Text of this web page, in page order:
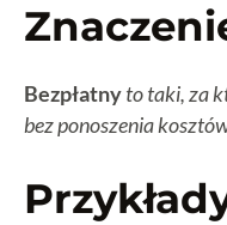
Bezpłatnyto taki, za
bez ponoszenia